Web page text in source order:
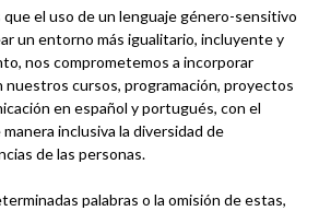
el uso de un lenguaje género-sensitivo
un entorno más igualitario, incluyente y
nos comprometemos a incorporar
nuestros cursos, programación, proyectos
en español y portugués, con el
inclusiva la diversidad de
de las personas.
palabras o la omisión de estas,